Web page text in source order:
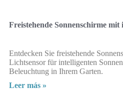
Freistehende Sonnenschirme
Entdecken Sie freistehende
Lichtsensor für intelligenten
Beleuchtung in Ihrem Garten.
Leer más »